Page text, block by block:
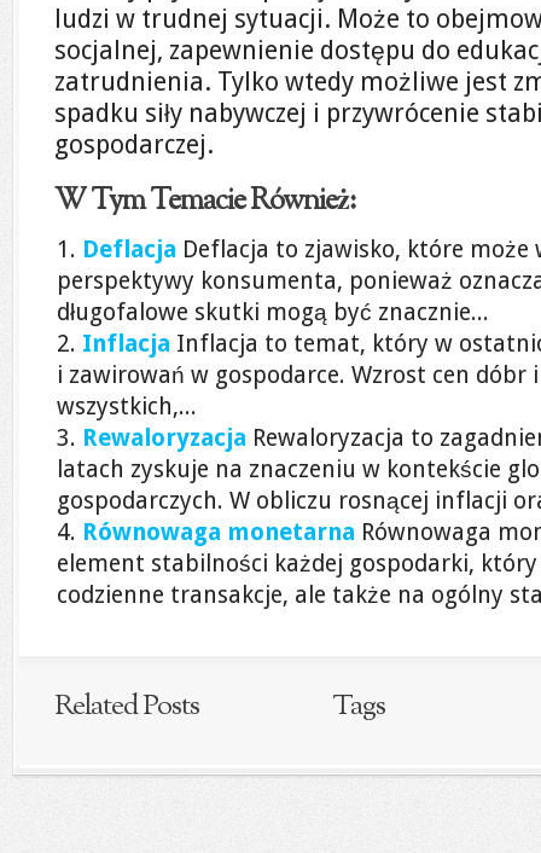
ludzi w trudnej sytuacji. Może to
socjalnej, zapewnienie dostępu do
zatrudnienia. Tylko wtedy możliwe jest
spadku siły nabywczej i przywrócenie
gospodarczej.
W Tym Temacie Również:
Deflacja Deflacja to zjawisko, które może
perspektywy konsumenta, ponieważ
długofalowe skutki mogą być znacznie...
Inflacja Inflacja to temat, który w
i zawirowań w gospodarce. Wzrost cen dóbr
wszystkich,...
Rewaloryzacja Rewaloryzacja to
latach zyskuje na znaczeniu w kontekście
gospodarczych. W obliczu rosnącej inflacji
Równowaga monetarna Równowaga
element stabilności każdej gospodarki,
codzienne transakcje, ale także na ogólny
Related Posts Tags